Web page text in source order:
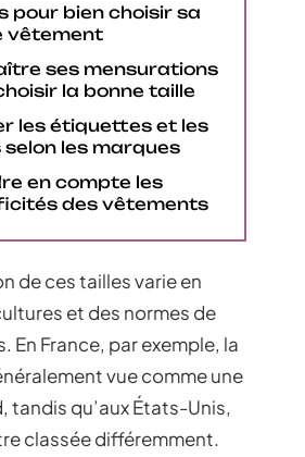
pour bien choisir sa
vêtement
ses mensurations
la bonne taille
les étiquettes et les
selon les marques
en compte les
des vêtements
de ces tailles varie en
et des normes de
En France, par exemple, la
vue comme une
tandis qu’aux États-Unis,
classée différemment.